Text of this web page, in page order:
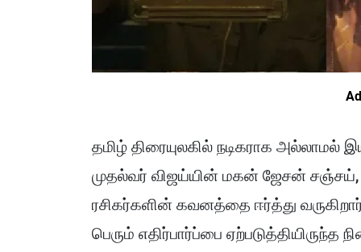
தமிழ் திரையுலகில் நடிகராக
முதல்வர் விஜய்யின் மகன் ஜேசன் சஞ்சய்,
ரசிகர்களின் கவனத்தை ஈர்த்து
பெரும் எதிர்பார்ப்பை ஏற்படுத்தியிருந்த